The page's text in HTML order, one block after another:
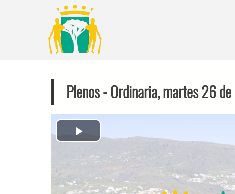
Plenos- Ordinaria, martes 26
Play
Video